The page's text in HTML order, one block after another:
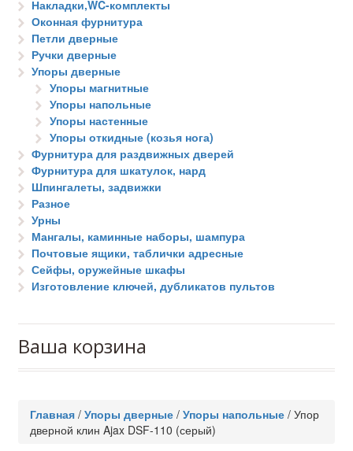
Накладки,WC-комплекты
Оконная фурнитура
Петли дверные
Ручки дверные
Упоры дверные
Упоры магнитные
Упоры напольные
Упоры настенные
Упоры откидные (козья нога)
Фурнитура для раздвижных дверей
Фурнитура для шкатулок, нард
Шпингалеты, задвижки
Разное
Урны
Мангалы, каминные наборы, шампура
Почтовые ящики, таблички адресные
Сейфы, оружейные шкафы
Изготовление ключей, дубликатов пультов
Ваша корзина
Главная / Упоры дверные / Упоры напольные / Упор
дверной клин Ajax DSF-110 (серый)